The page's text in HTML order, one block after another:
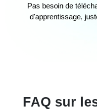
Pas besoin de
d'apprentissage,
FAQ sur